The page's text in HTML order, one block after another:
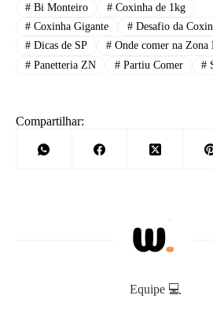
#Bi Monteiro #Coxinha de 1kg
#Coxinha Gigante #Desafio da
#Dicas de SP #Onde comer na Zona
#Panetteria ZN #Partiu Comer #
Compartilhar:
Equipe 💻